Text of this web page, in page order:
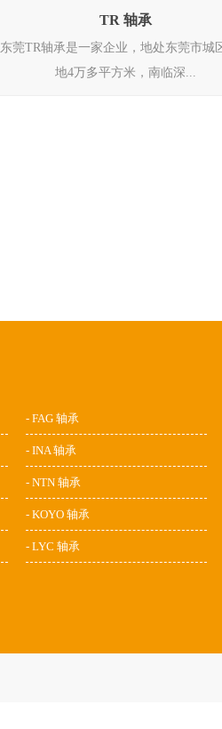
TR 轴承
东莞TR轴承是一家企业，地处东莞市城
地4万多平方米，南临深...
- FAG 轴承
- INA 轴承
- NTN 轴承
- KOYO 轴承
- LYC 轴承